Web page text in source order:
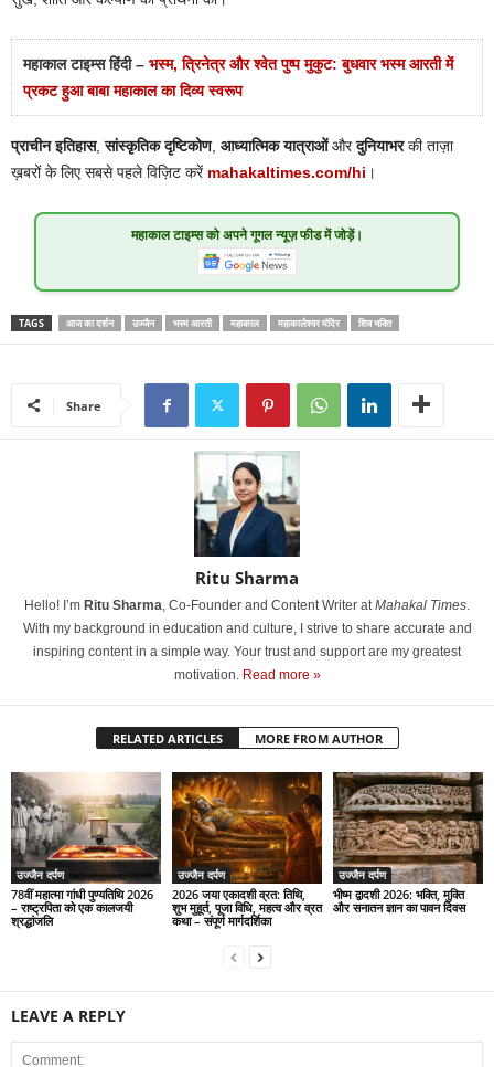
महाकाल टाइम्स हिंदी – भस्म, त्रिनेत्र और श्वेत पुष्प मुकुट: बुधवार भस्म आरती में
प्रकट हुआ बाबा महाकाल का दिव्य स्वरूप
प्राचीन इतिहास,सांस्कृतिक दृष्टिकोण, आध्यात्मिक यात्राओंऔरदुनियाभरकी ताज़ा
ख़बरों के लिए सबसे पहले विज़िट करें mahakaltimes.com/hi ।
महाकाल टाइम्सको अपने गूगल न्यूज़ फीड में जोड़ें।
TAGS आज का दर्शन उज्जैन भस्म आरती महाकाल महाकालेश्वर मंदिर शिव भक्ति
Share
Ritu Sharma
Hello! I’m Ritu Sharma , Co-Founder and Content Writer at Mahakal Times
With my background in education and culture, I strive to share accurate and
inspiring content in a simple way. Your trust and support are my greatest
motivation. Read more »
RELATED ARTICLES MORE FROM AUTHOR
उज्जैन दर्पण
78वीं महात्मा गांधी पुण्यतिथि 2026
– राष्ट्रपिता को एक कालजयी
श्रद्धांजलि
उज्जैन दर्पण
2026 जया एकादशी व्रत: तिथि,
शुभ मुहूर्त, पूजा विधि, महत्व और व्रत
कथा – संपूर्ण मार्गदर्शिका
उज्जैन दर्पण
भीष्म द्वादशी 2026: भक्ति, मुक्ति
और सनातन ज्ञान का पावन दिवस
LEAVE A REPLY